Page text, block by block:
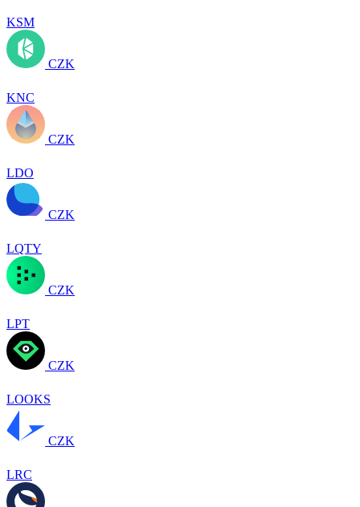
KSM
CZK
KNC
CZK
LDO
CZK
LQTY
CZK
LPT
CZK
LOOKS
CZK
LRC